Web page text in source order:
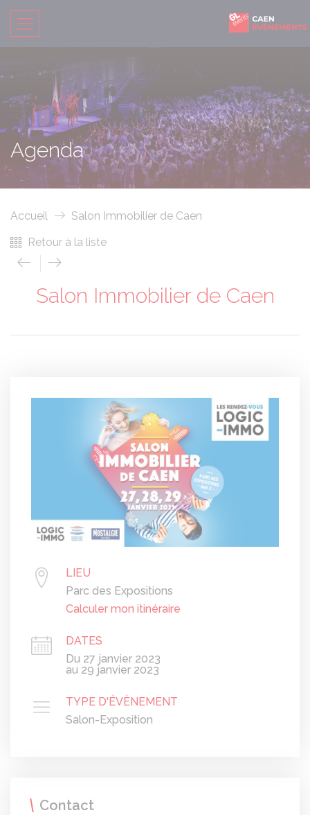
Agenda
Accueil
Salon Immobilier de Caen
Retour à la liste
Salon Immobilier de Caen
LIEU
Parc des Expositions
Calculer mon itinéraire
DATES
Du 27 janvier 2023
au 29 janvier 2023
TYPE D'ÉVÈNEMENT
Salon-Exposition
Contact